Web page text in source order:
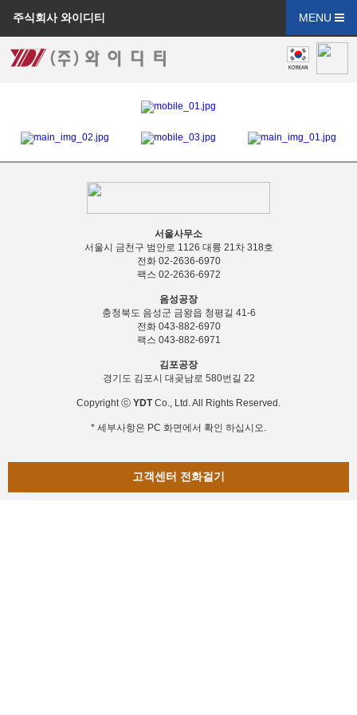
주식회사 와이디티 MENU
서울사무소
서울시 금천구 범안로 1126 대륭 21차 318호
전화 02-2636-6970
팩스 02-2636-6972
음성공장
충청북도 음성군 금왕읍 청평길 41-6
전화 043-882-6970
팩스 043-882-6971
김포공장
경기도 김포시 대곶남로 580번길 22
Copyright ⓒ YDTCo., Ltd. All Rights Reserved.
* 세부사항은 PC 화면에서 확인 하십시오.
고객센터 전화걸기